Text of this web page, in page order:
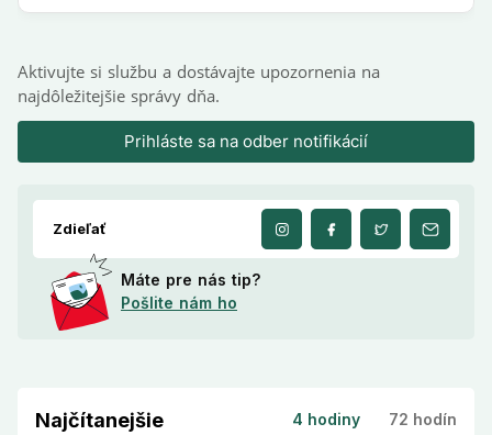
Aktivujte si službu a dostávajte upozornenia na
najdôležitejšie správy dňa.
Prihláste sa na odber notifikácií
Zdieľať
Máte pre nás tip?
Pošlite nám ho
Najčítanejšie 4 hodiny 72 hodín